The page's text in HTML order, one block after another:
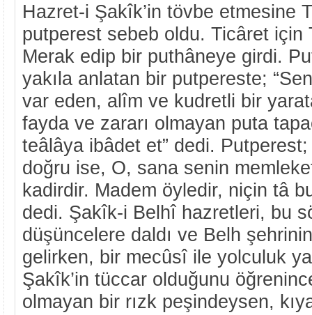
Hazret-i Şakîk’in tövbe etmesine
putperest sebeb oldu. Ticâret için
Merak edip bir puthâneye girdi.
yakıla anlatan bir putpereste;
var eden, alîm ve kudretli bir
fayda ve zararı olmayan puta
teâlâya ibâdet et” dedi.
doğru ise, O, sana senin
kadirdir. Madem öyledir, niçin tâ
dedi. Şakîk-i Belhî hazretleri, bu
düşüncelere daldı ve Belh
gelirken, bir mecûsî ile yolculuk
Şakîk’in tüccar olduğunu
olmayan bir rızk peşindeysen,